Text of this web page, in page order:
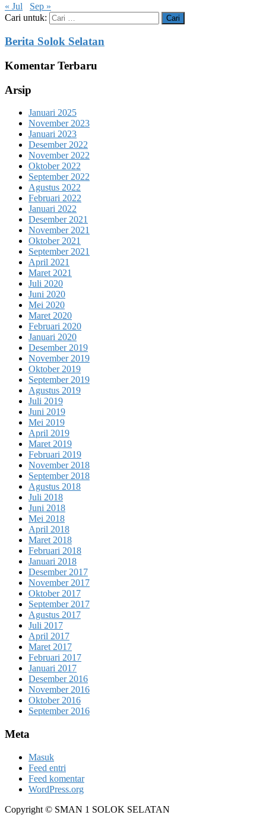
« Jul
Sep »
Cari untuk:
Berita Solok Selatan
Komentar Terbaru
Arsip
Januari 2025
November 2023
Januari 2023
Desember 2022
November 2022
Oktober 2022
September 2022
Agustus 2022
Februari 2022
Januari 2022
Desember 2021
November 2021
Oktober 2021
September 2021
April 2021
Maret 2021
Juli 2020
Juni 2020
Mei 2020
Maret 2020
Februari 2020
Januari 2020
Desember 2019
November 2019
Oktober 2019
September 2019
Agustus 2019
Juli 2019
Juni 2019
Mei 2019
April 2019
Maret 2019
Februari 2019
November 2018
September 2018
Agustus 2018
Juli 2018
Juni 2018
Mei 2018
April 2018
Maret 2018
Februari 2018
Januari 2018
Desember 2017
November 2017
Oktober 2017
September 2017
Agustus 2017
Juli 2017
April 2017
Maret 2017
Februari 2017
Januari 2017
Desember 2016
November 2016
Oktober 2016
September 2016
Meta
Masuk
Feed entri
Feed komentar
WordPress.org
Copyright © SMAN 1 SOLOK SELATAN